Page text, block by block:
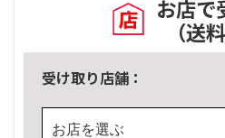
お店で
（送
受け取り店舗：
お店を選ぶ